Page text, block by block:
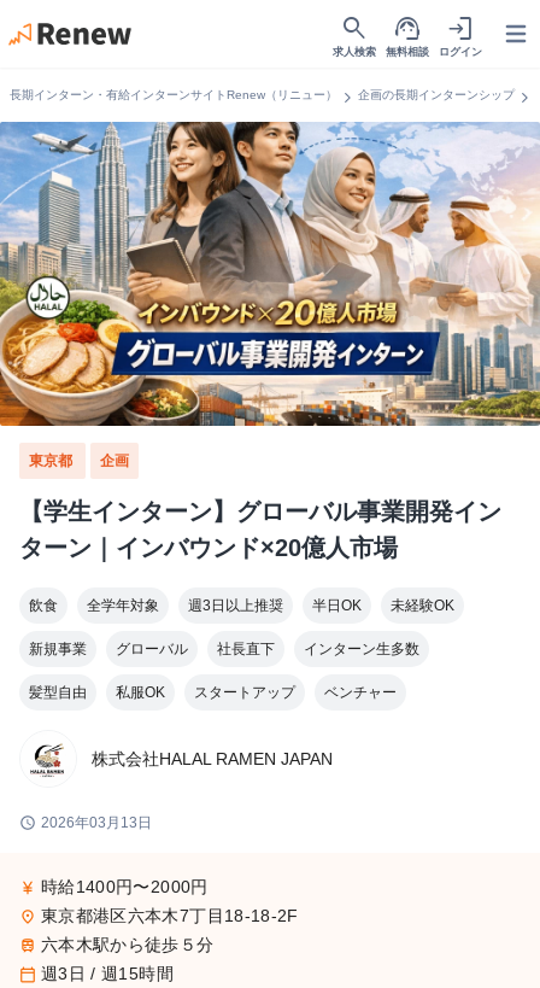
search
求人検索
support_agent
無料相談
login
ログイン
長期インターン・有給インターンサイトRenew（リニュー） chevron_right 企画の長期インターンシップchevron_right
東京都 企画
【学生インターン】グローバル事業開発イン
ターン｜インバウンド×20億人市場
飲食 全学年対象 週3日以上推奨 半日OK 未経験OK
新規事業 グローバル 社長直下 インターン生多数
髪型自由 私服OK スタートアップ ベンチャー
株式会社HALAL RAMEN JAPAN
schedule 2026年03月13日
currency_yen 時給1400円〜2000円
place 東京都港区六本木7丁目18-18-2F
train 六本木駅から徒歩５分
calendar_today 週3日 / 週15時間